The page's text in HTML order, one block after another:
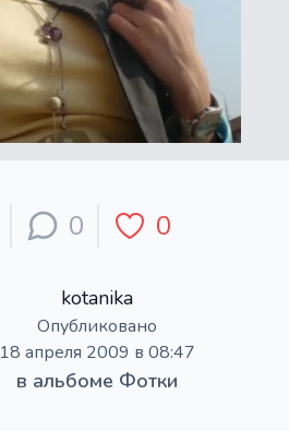
0 0
kotanika
Опубликовано
18 апреля 2009 в 08:47
в альбоме Фотки